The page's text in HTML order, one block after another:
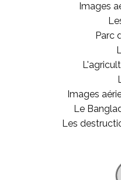
Images
Parc
Images
Le
Les